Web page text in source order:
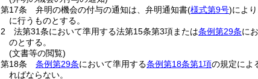
第17条
弁明の機会の付与の通知は、弁明通知書(様式第9号)によ
に行うものとする。
2
法第31条において準用する法第15条第3項または条例第29条に
のとする。
(文書等の閲覧)
第18条
条例第29条において準用する条例第18条第1項の規定によ
ればならない。